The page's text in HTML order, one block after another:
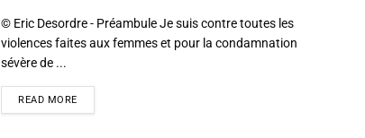
© Eric Desordre - Préambule Je suis contre toutes les
violences faites aux femmes et pour la condamnation
sévère de ...
READ MORE